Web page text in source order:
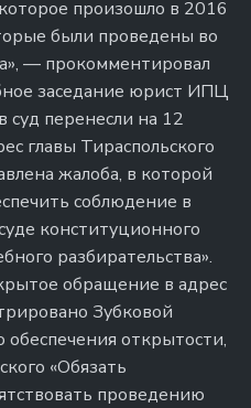
произошло в 2016
были проведены во
— прокомментировал
заседание юрист ИПЦ
перенесли на 12
главы Тираспольского
жалоба, в которой
соблюдение в
конституционного
разбирательства».
обращение в адрес
Зубковой
открытости,
«Обязать
проведению